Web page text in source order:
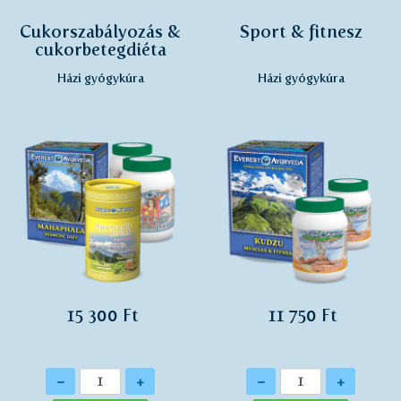
Cukorszabályozás &
cukorbetegdiéta
Házi gyógykúra
15 300 Ft
Mennyiség
- +
Sport & fitnesz
Házi gyógykúra
11 750 Ft
Mennyiség
- +